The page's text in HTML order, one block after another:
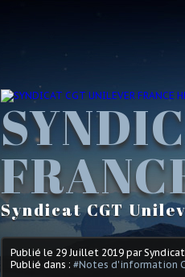
Syndicat CGT
Publié le 29 Juillet 2019 par
Publié dans : #Notes d'information